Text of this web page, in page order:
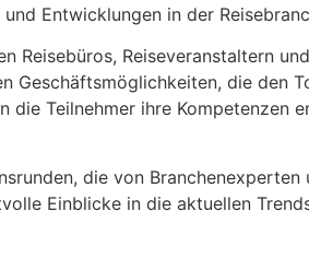
Entwicklungen in der
Reisebüros, Reiseveranstaltern
Geschäftsmöglichkeiten, die den
Teilnehmer ihre Kompetenzen
die von
Einblicke in die aktuellen